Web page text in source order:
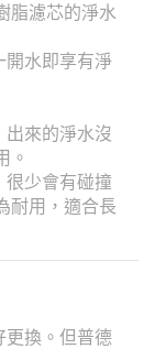
脂濾芯的淨水
開水即享有淨
出來的淨水沒
。
很少會有碰撞
耐用，適合長
更換。但普德